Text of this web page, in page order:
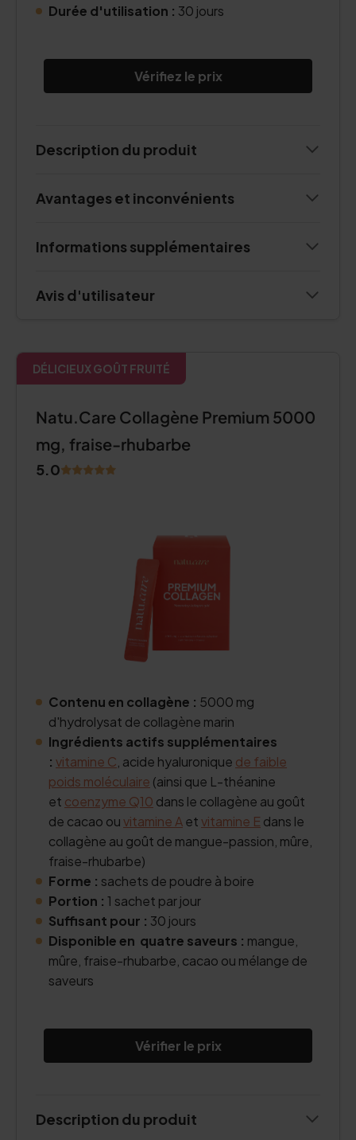
Durée d'utilisation : 30 jours
Vérifiez le prix
Description du produit
Avantages et inconvénients
Informations supplémentaires
Avis d'utilisateur
DÉLICIEUX GOÛT FRUITÉ
Natu.Care Collagène Premium 5000
mg, fraise-rhubarbe
5.0
Contenu en collagène : 5000 mg
d'hydrolysat de collagène marin
Ingrédients actifs supplémentaires
: vitamine C , acide hyaluronique de faible
poids moléculaire (ainsi que L-théanine
et coenzyme Q10 dans le collagène au goût
de cacao ouvitamine Aetvitamine E dans le
collagène au goût de mangue-passion, mûre,
fraise-rhubarbe)
Forme : sachets de poudre à boire
Portion : 1 sachet par jour
Suffisant pour : 30 jours
Disponible en quatre saveurs : mangue,
mûre, fraise-rhubarbe, cacao ou mélange de
saveurs
Vérifier le prix
Description du produit